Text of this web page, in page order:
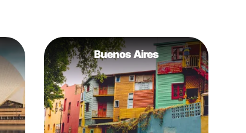
Buenos Aires